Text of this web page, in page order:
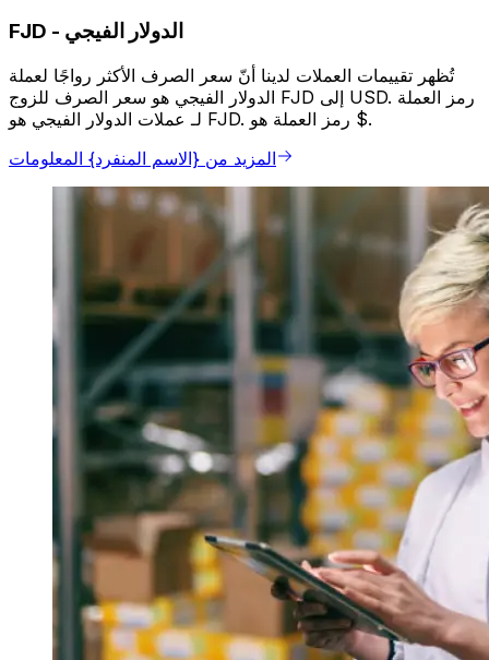
FJD - الدولار الفيجي
تُظهر تقييمات العملات لدينا أنّ سعر الصرف الأكثر رواجًا لعملة
الدولار الفيجي هو سعر الصرف للزوج FJD إلى USD. رمز العملة
لـ عملات الدولار الفيجي هو FJD. رمز العملة هو $.
المزيد من {الاسم المنفرد} المعلومات